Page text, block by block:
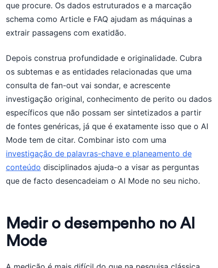
que procure. Os dados estruturados e a marcação
schema como Article e FAQ ajudam as máquinas a
extrair passagens com exatidão.
Depois construa profundidade e originalidade. Cubra
os subtemas e as entidades relacionadas que uma
consulta de fan-out vai sondar, e acrescente
investigação original, conhecimento de perito ou dados
específicos que não possam ser sintetizados a partir
de fontes genéricas, já que é exatamente isso que o AI
Mode tem de citar. Combinar isto com uma
investigação de palavras-chave e planeamento de
conteúdo disciplinados ajuda-o a visar as perguntas
que de facto desencadeiam o AI Mode no seu nicho.
Medir o desempenho no AI
Mode